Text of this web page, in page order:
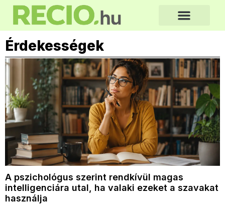
Érdekességek
A pszichológus szerint rendkívül magas
intelligenciára utal, ha valaki ezeket a szavakat
használja